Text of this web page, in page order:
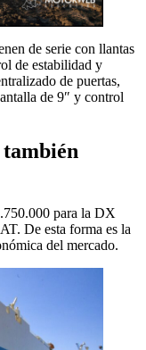
de serie con llantas
de estabilidad y
de puertas,
de 9″ y control
para la DX
De esta forma es la
del mercado.